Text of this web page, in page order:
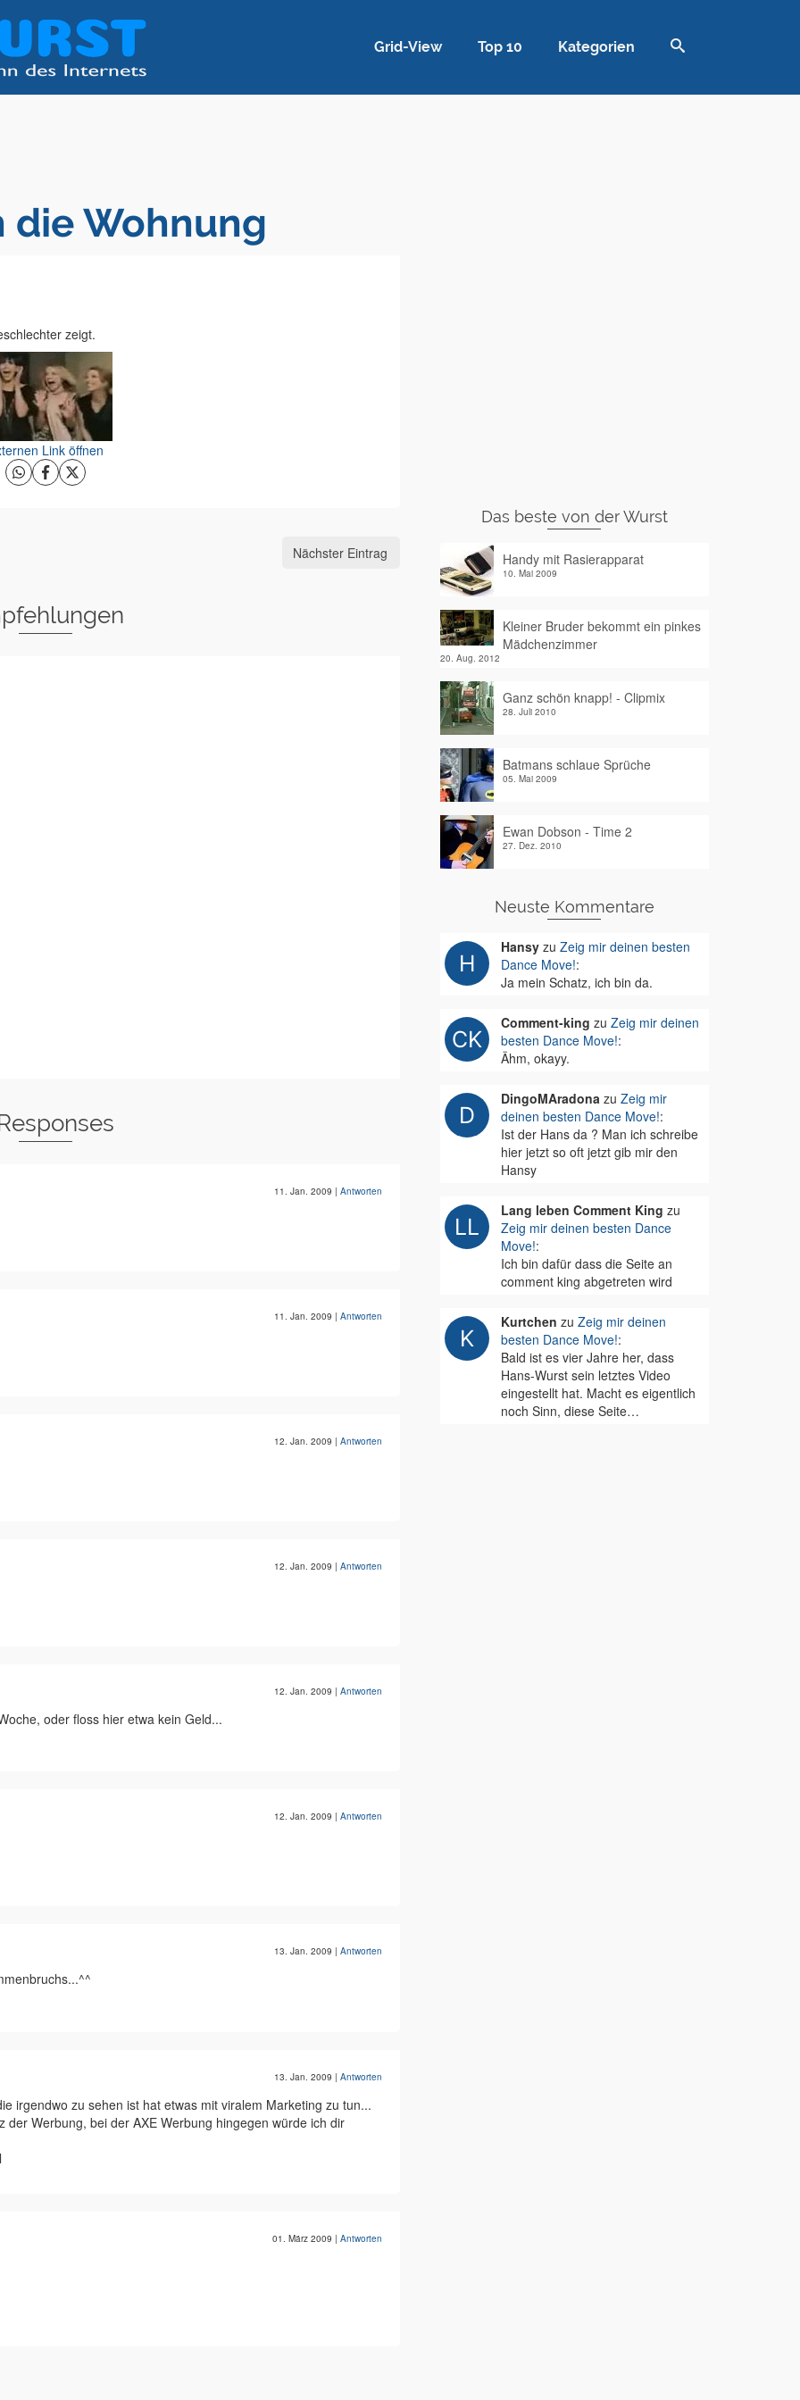
Grid-View Top 10 Kategorien
die Wohnung
zeigt.
Link öffnen
Nächster Eintrag
11. Jan. 2009 | Antworten
11. Jan. 2009 | Antworten
12. Jan. 2009 | Antworten
12. Jan. 2009 | Antworten
12. Jan. 2009 | Antworten
oder floss hier etwa kein Geld...
12. Jan. 2009 | Antworten
13. Jan. 2009 | Antworten
13. Jan. 2009 | Antworten
irgendwo zu sehen ist hat etwas mit viralem Marketing zu tun...
der Werbung, bei der AXE Werbung hingegen würde ich dir
01. März 2009 | Antworten
Das beste von der Wurst
Handy mit Rasierapparat
10. Mai 2009
Kleiner Bruder bekommt ein pinkes
Mädchenzimmer
20. Aug. 2012
Ganz schön knapp! - Clipmix
28. Juli 2010
Batmans schlaue Sprüche
05. Mai 2009
Ewan Dobson - Time 2
27. Dez. 2010
Neuste Kommentare
Hansyzu Zeig mir deinen besten
Dance Move!:
Ja mein Schatz, ich bin da.
Comment-king zu Zeig mir deinen
besten Dance Move!:
Ähm, okayy.
DingoMAradonazu Zeig mir
deinen besten Dance Move!:
Ist der Hans da ? Man ich schreibe
hier jetzt so oft jetzt gib mir den
Hansy
Lang leben Comment King zu
Zeig mir deinen besten Dance
Move!:
Ich bin dafür dass die Seite an
comment king abgetreten wird
Kurtchen zu Zeig mir deinen
besten Dance Move!:
Bald ist es vier Jahre her, dass
Hans-Wurst sein letztes Video
eingestellt hat. Macht es eigentlich
noch Sinn, diese Seite…